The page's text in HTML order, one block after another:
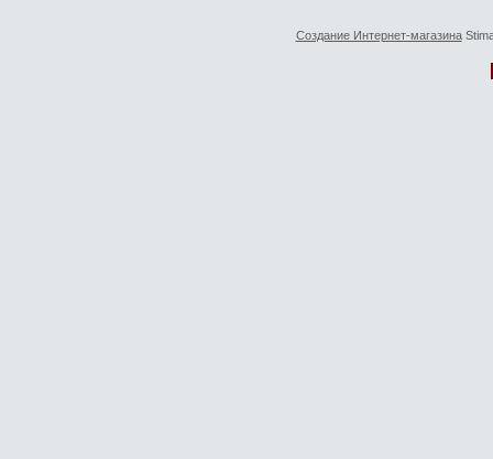
Создание Интернет-магазина